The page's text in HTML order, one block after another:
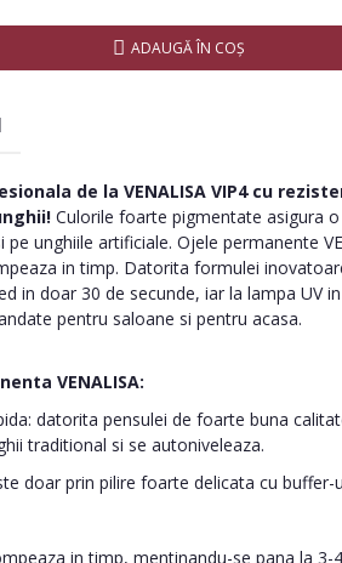
ADAUGĂ ÎN COŞ
de la VENALISA VIP4 cu
Culorile foarte pigmentate asigura
unghiile artificiale. Ojele permanente
in timp. Datorita formulei
in doar 30 de secunde, iar la lampa UV
pentru saloane si pentru acasa.
VENALISA:
datorita pensulei de foarte buna
traditional si se autoniveleaza.
doar prin pilire foarte delicata cu buffer-
in timp, mentinandu-se pana la 3-